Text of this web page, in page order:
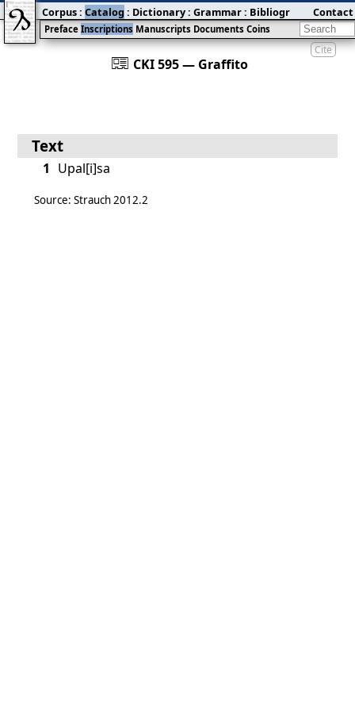
Cite
󰀀 CKI 595 — Graffito
Preface Inscriptions Manuscripts Documents Coins
Corpus: Catalog : Dictionary: Grammar: Bibliography:Blog
Contact